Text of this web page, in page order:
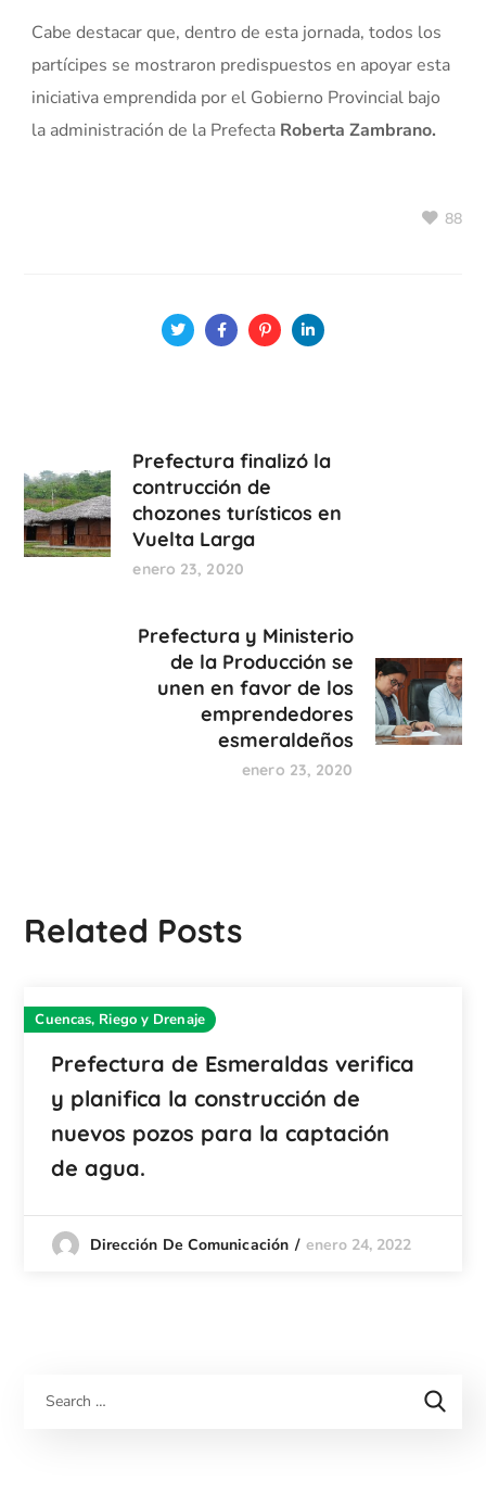
Cabe destacar que, dentro de esta jornada, todos los
partícipes se mostraron predispuestos en apoyar esta
iniciativa emprendida por el Gobierno Provincial bajo
la administración de la Prefecta Roberta Zambrano.
88
Prefectura finalizó la
contrucción de
chozones turísticos en
Vuelta Larga
enero 23, 2020
Prefectura y Ministerio
de la Producción se
unen en favor de los
emprendedores
esmeraldeños
enero 23, 2020
Related Posts
Cuencas, Riego y Drenaje
Prefectura de Esmeraldas verifica
y planifica la construcción de
nuevos pozos para la captación
de agua.
Dirección De Comunicación enero 24, 2022